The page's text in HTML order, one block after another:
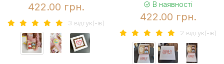
422.00 грн.
3 вiдгук(-iв)
В наявності
422.00 грн.
2 вiдгук(-iв)